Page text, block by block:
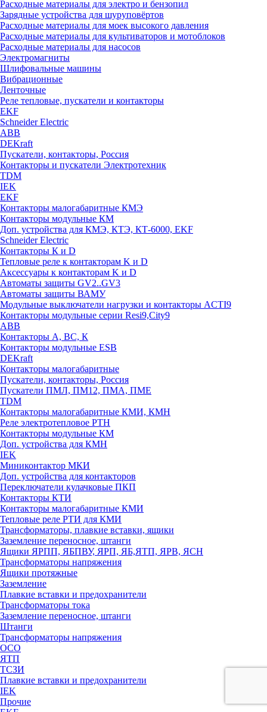
Расходные материалы для электро и бензопил
Зарядные устройства для шуруповёртов
Расходные материалы для моек высокого давления
Расходные материалы для культиваторов и мотоблоков
Расходные материалы для насосов
Электромагниты
Шлифовальные машины
Вибрационные
Ленточные
Реле тепловые, пускатели и контакторы
EKF
Schneider Electric
ABB
DEKraft
Пускатели, контакторы, Россия
Контакторы и пускатели Электротехник
TDM
IEK
EKF
Контакторы малогабаритные КМЭ
Контакторы модульные КМ
Доп. устройства для КМЭ, КТЭ, КТ-6000, EKF
Schneider Electric
Контакторы К и D
Тепловые реле к контакторам K и D
Аксессуары к контакторам K и D
Автоматы защиты GV2..GV3
Автоматы защиты ВАМУ
Модульные выключатели нагрузки и контакторы ACTI9
Контакторы модульные серии Resi9,City9
ABB
Контакторы А, ВС, К
Контакторы модульные ESB
DEKraft
Контакторы малогабаритные
Пускатели, контакторы, Россия
Пускатели ПМЛ, ПМ12, ПМА, ПМЕ
TDM
Контакторы малогабаритные КМИ, КМН
Реле электротепловое РТН
Контакторы модульные КМ
Доп. устройства для КМН
IEK
Миниконтактор МКИ
Доп. устройства для контакторов
Переключатели кулачковые ПКП
Контакторы КТИ
Контакторы малогабаритные КМИ
Тепловые реле РTИ для КМИ
Трансформаторы, плавкие вставки, ящики
Заземление переносное, штанги
Ящики ЯРПП, ЯБПВУ, ЯРП, ЯБ,ЯТП, ЯРВ, ЯСН
Трансформаторы напряжения
Ящики протяжные
Заземление
Плавкие вставки и предохранители
Трансформаторы тока
Заземление переносное, штанги
Штанги
Трансформаторы напряжения
ОСО
ЯТП
ТСЗИ
Плавкие вставки и предохранители
IEK
Прочие